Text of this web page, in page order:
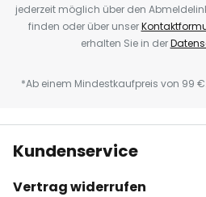
jederzeit möglich über den
finden oder über unser
erhalten Sie in der
*Ab einem Mindestkaufpreis von 99
Kundenservice
Vertrag widerrufen